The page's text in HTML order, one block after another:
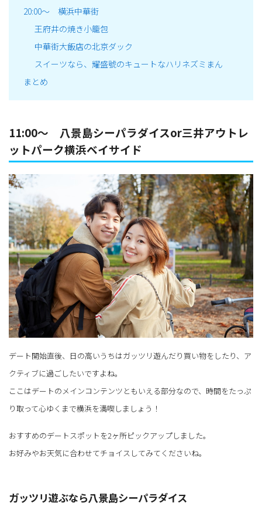
20:00～ 横浜中華街
王府井の焼き小籠包
中華街大飯店の北京ダック
スイーツなら、耀盛號のキュートなハリネズミまん
まとめ
11:00～ 八景島シーパラダイスor三井アウトレ
ットパーク横浜ベイサイド
デート開始直後、日の高いうちはガッツリ遊んだり買い物をしたり、ア
クティブに過ごしたいですよね。
ここはデートのメインコンテンツともいえる部分なので、時間をたっぷ
り取って心ゆくまで横浜を満喫しましょう！
おすすめのデートスポットを2ヶ所ピックアップしました。
お好みやお天気に合わせてチョイスしてみてくださいね。
ガッツリ遊ぶなら八景島シーパラダイス